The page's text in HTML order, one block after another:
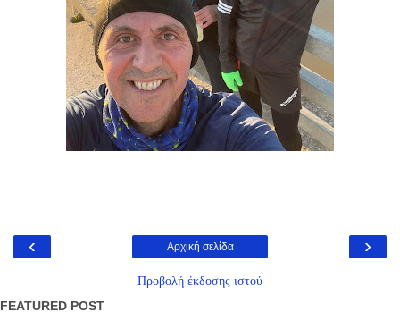
‹ ›
Αρχική σελίδα
Προβολή έκδοσης ιστού
FEATURED POST